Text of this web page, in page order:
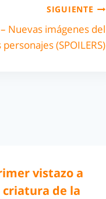
SIGUIENTE
Nuevas imágenes del
(SPOILERS)
vistazo a
criatura de la